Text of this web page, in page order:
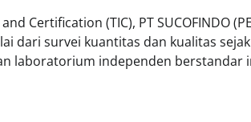
Certification (TIC), PT SUCOFINDO
dari survei kuantitas dan kualitas
laboratorium independen berstandar